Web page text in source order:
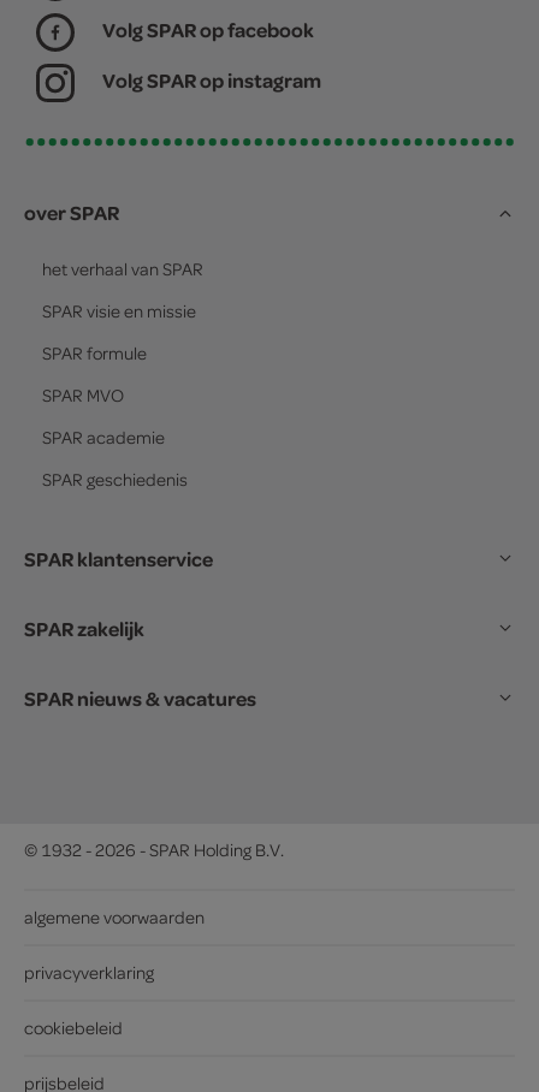
Volg SPAR op facebook
Volg SPAR op instagram
over SPAR
het verhaal van SPAR
SPAR visie en missie
SPAR formule
SPAR MVO
SPAR academie
SPAR geschiedenis
SPAR klantenservice
SPAR zakelijk
SPAR nieuws & vacatures
© 1932 - 2026 - SPAR Holding B.V.
algemene voorwaarden
privacyverklaring
cookiebeleid
prijsbeleid